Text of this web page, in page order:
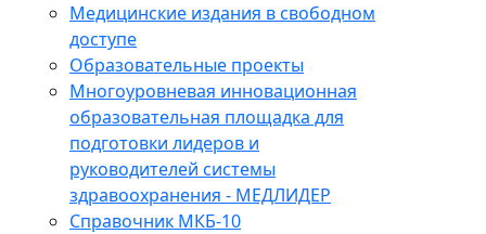
Медицинские издания в свободном
доступе
Образовательные проекты
Многоуровневая инновационная
образовательная площадка для
подготовки лидеров и
руководителей системы
здравоохранения - МЕДЛИДЕР
Справочник МКБ-10